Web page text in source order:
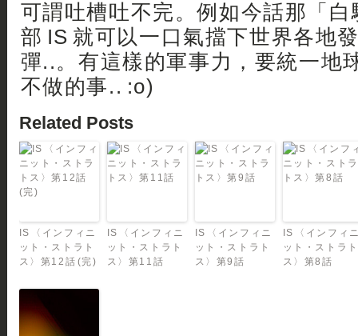
可謂吐槽吐不完。例如今話那「
部 IS 就可以一口氣擋下世界各地
彈..。有這樣的軍事力，要統一地
不做的事.. :o)
Related Posts
IS 〈インフィニ
ット・ストラト
ス〉第12話 (完)
IS 〈インフィニ
ット・ストラト
ス〉第11話
IS 〈インフィニ
ット・ストラト
ス〉第9話
IS 〈インフィ
ット・ストラト
ス〉第8話